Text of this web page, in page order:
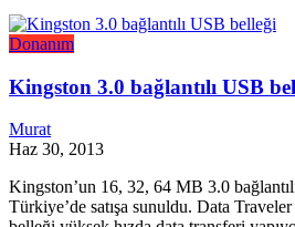
Donanım
Kingston 3.0 bağlantılı USB
Murat
Haz 30, 2013
Kingston’un 16, 32, 64 MB 3.0
Türkiye’de satışa sunuldu. Data